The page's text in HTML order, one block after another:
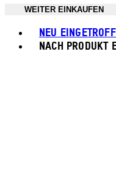
WEITER EINKAUFEN
NEU
NACH PRODUKT